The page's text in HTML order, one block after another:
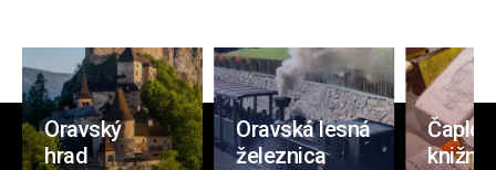
Oravský
hrad
Oravská lesná
železnica